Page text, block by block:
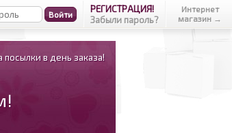
РЕГИСТРАЦИЯ!
Забыли пароль?
Интернет
магазин →
посылки в день заказа!